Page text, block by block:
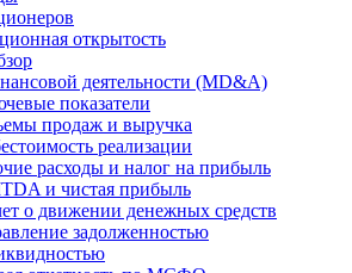
открытость
деятельности (MD&A)
показатели
продаж и выручка
реализации
расходы и налог на прибыль
и чистая прибыль
о движении денежных средств
задолженностью